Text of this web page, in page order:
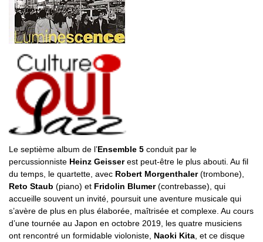
Le septième album de l’Ensemble 5 conduit par le
percussionniste Heinz Geisserest peut-être le plus abouti. Au fil
du temps, le quartette, avec Robert Morgenthaler(trombone),
Reto Staub (piano) et Fridolin Blumer(contrebasse), qui
accueille souvent un invité, poursuit une aventure musicale qui
s’avère de plus en plus élaborée, maîtrisée et complexe. Au cours
d’une tournée au Japon en octobre 2019, les quatre musiciens
ont rencontré un formidable violoniste, Naoki Kita , et ce disque